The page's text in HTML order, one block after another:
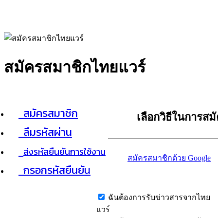
สมัครสมาชิกไทยแวร์
สมัครสมาชิก
ลืมรหัสผ่าน
ส่งรหัสยืนยันการใช้งาน
กรอกรหัสยืนยัน
เลือกวิธีในการส
สมัครสมาชิกด้วย Google
ฉันต้องการรับข่าวสารจากไทย
แวร์